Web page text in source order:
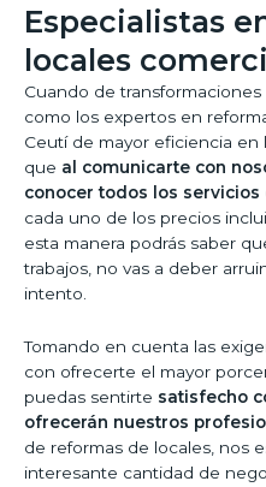
Especialistas
locales
Cuando de
como los expertos en
Ceutí de mayor eficiencia en
que al comunicarte con
conocer todos los
cada uno de los precios
esta manera podrás saber
trabajos, no vas a deber
intento.
Tomando en cuenta las
con ofrecerte el mayor
puedas sentirte satisfecho
ofrecerán nuestros
de reformas de locales, nos
interesante cantidad de